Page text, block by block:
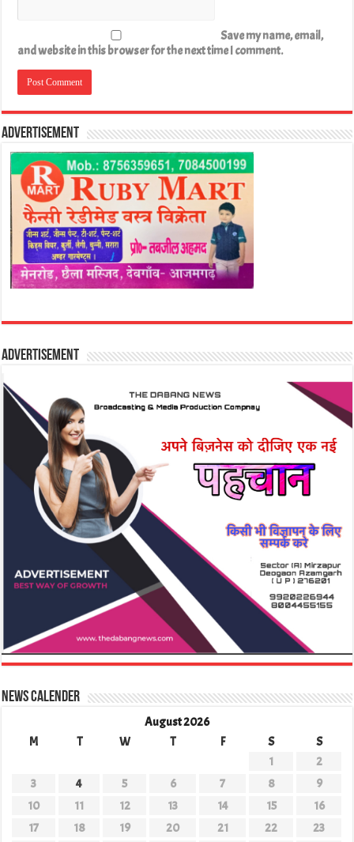
Save my name, email,
and website in this browser for the next time I comment.
Advertisement
Advertisement
News Calender
August 2026
M
T W T F S
S
1
2
3
4 5 6 7 8
9
10
11 12 13 14 15
16
17
18 19 20 21 22
23